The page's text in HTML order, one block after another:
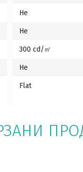
Не
Не
300 cd/㎡
Не
Flat